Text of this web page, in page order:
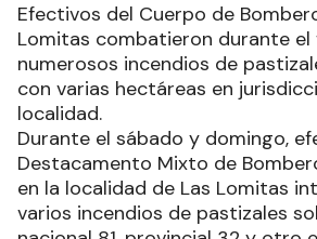
Efectivos del Cuerpo de
Lomitas combatieron durante el
numerosos incendios de
con varias hectáreas en
localidad.
Durante el sábado y domingo,
Destacamento Mixto de
en la localidad de Las Lomitas
varios incendios de pastizales